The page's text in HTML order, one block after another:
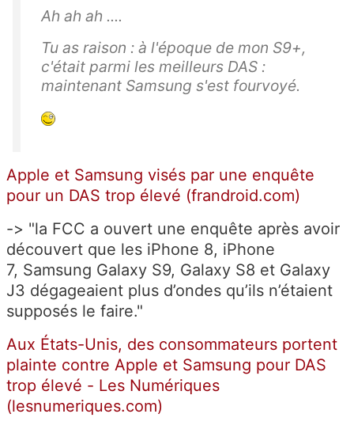
Ah ah ah ....
Tu as raison : à l'époque de mon S9+,
c'était parmi les meilleurs DAS :
maintenant Samsung s'est fourvoyé.
Apple et Samsung visés par une enquête
pour un DAS trop élevé (frandroid.com)
-> "la FCC a ouvert une enquête après avoir
découvert que les iPhone 8, iPhone
7, Samsung Galaxy S9, Galaxy S8 et Galaxy
J3 dégageaient plus d’ondes qu’ils n’étaient
supposés le faire."
Aux États-Unis, des consommateurs portent
plainte contre Apple et Samsung pour DAS
trop élevé - Les Numériques
(lesnumeriques.com)